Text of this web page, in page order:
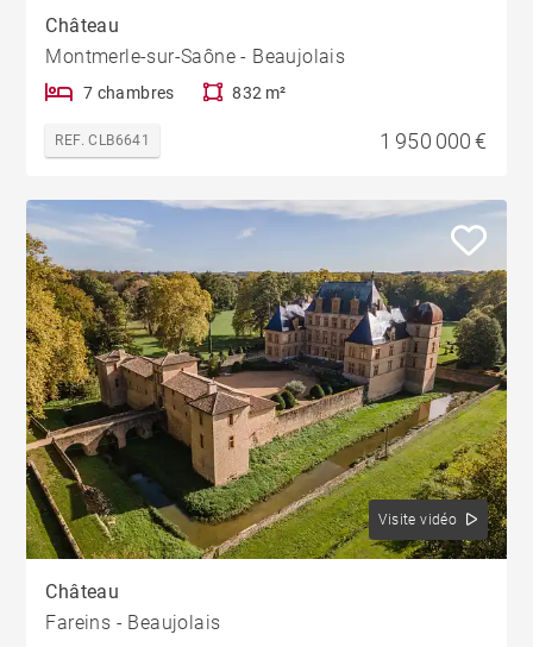
Château
Montmerle-sur-Saône - Beaujolais
7 chambres 832 m²
REF. CLB6641 1 950 000 €
Visite vidéo
Château
Fareins - Beaujolais